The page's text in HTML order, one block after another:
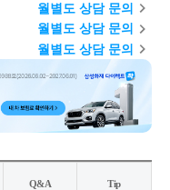
월 별도 상담 문의
월별도 상담 문의
월 별도 상담 문의
Q&A Tip